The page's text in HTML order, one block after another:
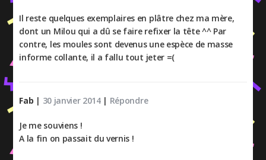
Il reste quelques exemplaires en plâtre chez ma mère,
dont un Milou qui a dû se faire refixer la tête ^^ Par
contre, les moules sont devenus une espèce de masse
informe collante, il a fallu tout jeter =(
Fab | 30 janvier 2014| Répondre
Je me souviens !
A la fin on passait du vernis !